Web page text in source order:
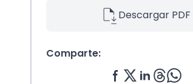
file_saveDescargar PDF
Comparte: